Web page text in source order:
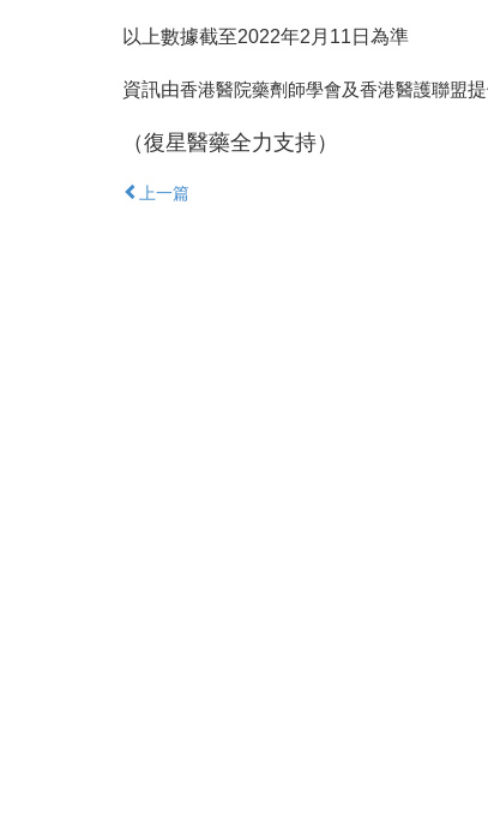
以上數據截至2022年2月11日為準
資訊由香港醫院藥劑師學會及香港醫護聯盟
（復星醫藥全力支持）
上一篇